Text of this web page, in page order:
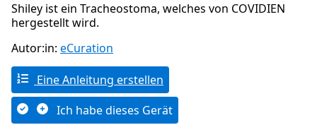
Shiley ist ein Tracheostoma, welches von COVIDIEN
hergestellt wird.
Autor:in: eCuration
Eine Anleitung erstellen
Ich habe dieses Gerät